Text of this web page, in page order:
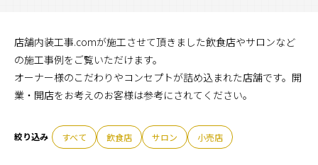
🔍知る
店舗内装工事.comの強み
店舗内装工事.comが施工させて頂きました飲食店やサロンなど
の施工事例をご覧いただけます。
オーナー様のこだわりやコンセプトが詰め込まれた店舗です。開
業・開店をお考えのお客様は参考にされてください。
すべて 飲食店 サロン 小売店